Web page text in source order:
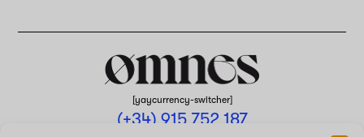
[yaycurrency-switcher]
(+34) 915 752 187